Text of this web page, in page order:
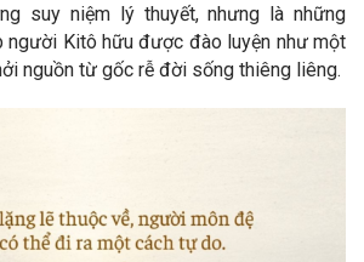
suy niệm lý thuyết, nhưng là những
người Kitô hữu được đào luyện như một
nguồn từ gốc rễ đời sống thiêng liêng.